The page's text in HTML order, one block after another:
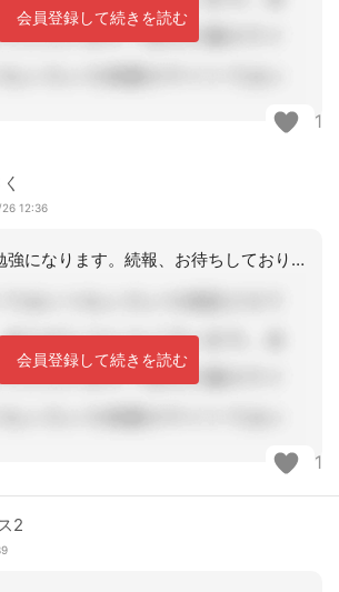
会員登録して続きを読む
1
12:36
こちらこそ、勉強になります。続報、お待ちしております。
会員登録して続きを読む
1
2